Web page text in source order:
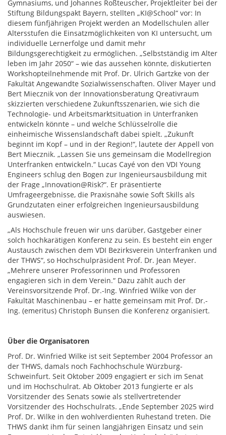
Gymnasiums, und Johannes Roßteuscher, Projektleiter bei der
Stiftung Bildungspakt Bayern, stellten „KI@School“ vor: In
diesem fünfjährigen Projekt werden an Modellschulen aller
Altersstufen die Einsatzmöglichkeiten von KI untersucht, um
individuelle Lernerfolge und damit mehr
Bildungsgerechtigkeit zu ermöglichen. „Selbstständig im Alter
leben im Jahr 2050“ – wie das aussehen könnte, diskutierten
Workshopteilnehmende mit Prof. Dr. Ulrich Gartzke von der
Fakultät Angewandte Sozialwissenschaften. Oliver Mayer und
Bert Miecznik von der Innovationsberatung Qreativraum
skizzierten verschiedene Zukunftsszenarien, wie sich die
Technologie- und Arbeitsmarktsituation in Unterfranken
entwickeln könnte – und welche Schlüsselrolle die
einheimische Wissenslandschaft dabei spielt. „Zukunft
beginnt im Kopf – und in der Region!“, lautete der Appell von
Bert Miecznik. „Lassen Sie uns gemeinsam die Modellregion
Unterfranken entwickeln.“ Lucas Cayé von den VDI Young
Engineers schlug den Bogen zur Ingenieursausbildung mit
der Frage „Innovation@Risk?“. Er präsentierte
Umfrageergebnisse, die Praxisnähe sowie Soft Skills als
Grundzutaten einer erfolgreichen Ingenieursausbildung
auswiesen.
„Als Hochschule freuen wir uns darüber, Gastgeber einer
solch hochkarätigen Konferenz zu sein. Es besteht ein enger
Austausch zwischen dem VDI Bezirksverein Unterfranken und
der THWS“, so Hochschulpräsident Prof. Dr. Jean Meyer.
„Mehrere unserer Professorinnen und Professoren
engagieren sich in dem Verein.“ Dazu zählt auch der
Vereinsvorsitzende Prof. Dr.-Ing. Winfried Wilke von der
Fakultät Maschinenbau – er hatte gemeinsam mit Prof. Dr.-
Ing. (emeritus) Christoph Bunsen die Konferenz organisiert.
Über die Organisatoren
Prof. Dr. Winfried Wilke ist seit September 2004 Professor an
der THWS, damals noch Fachhochschule Würzburg-
Schweinfurt. Seit Oktober 2009 engagiert er sich im Senat
und im Hochschulrat. Ab Oktober 2013 fungierte er als
Vorsitzender des Senats sowie als stellvertretender
Vorsitzender des Hochschulrats. „Ende September 2025 wird
Prof. Dr. Wilke in den wohlverdienten Ruhestand treten. Die
THWS dankt ihm für seinen langjährigen Einsatz und sein